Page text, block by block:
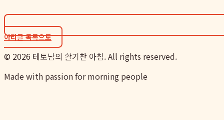
아티클 목록으로
© 2026 테토남의 활기찬 아침. All rights reserved.
Made with passion for morning people